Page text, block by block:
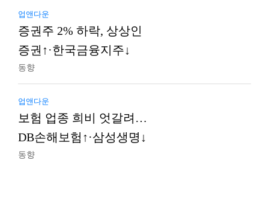
업앤다운
증권주 2% 하락, 상상인
증권↑·한국금융지주↓
동향
업앤다운
보험 업종 희비 엇갈려…
DB손해보험↑·삼성생명↓
동향